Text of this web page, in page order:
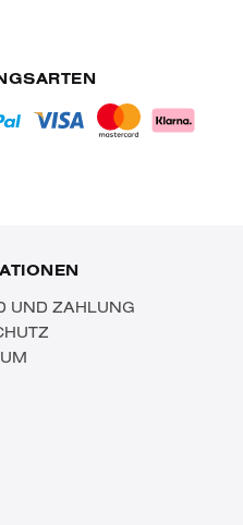
UND ZAHLUNG